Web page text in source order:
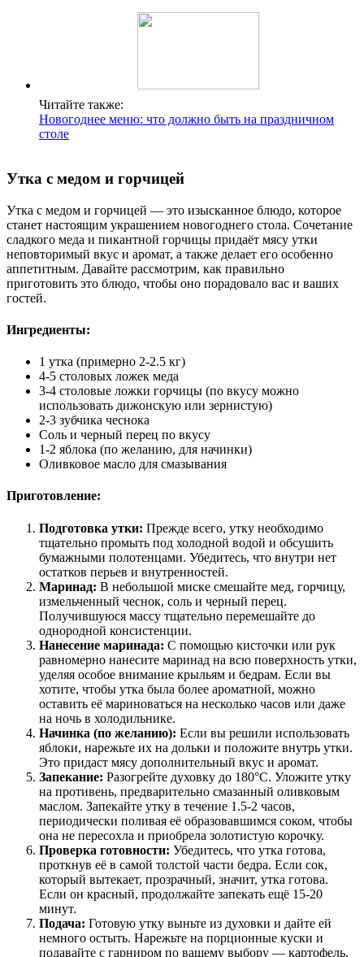
Читайте также:
Новогоднее меню: что должно быть на праздничном
столе
Утка с медом и горчицей
Утка с медом и горчицей — это изысканное блюдо, которое
станет настоящим украшением новогоднего стола. Сочетание
сладкого меда и пикантной горчицы придаёт мясу утки
неповторимый вкус и аромат, а также делает его особенно
аппетитным. Давайте рассмотрим, как правильно
приготовить это блюдо, чтобы оно порадовало вас и ваших
гостей.
Ингредиенты:
1 утка (примерно 2-2.5 кг)
4-5 столовых ложек меда
3-4 столовые ложки горчицы (по вкусу можно
использовать дижонскую или зернистую)
2-3 зубчика чеснока
Соль и черный перец по вкусу
1-2 яблока (по желанию, для начинки)
Оливковое масло для смазывания
Приготовление:
Подготовка утки: Прежде всего, утку необходимо
тщательно промыть под холодной водой и обсушить
бумажными полотенцами. Убедитесь, что внутри нет
остатков перьев и внутренностей.
Маринад: В небольшой миске смешайте мед, горчицу,
измельченный чеснок, соль и черный перец.
Получившуюся массу тщательно перемешайте до
однородной консистенции.
Нанесение маринада: С помощью кисточки или рук
равномерно нанесите маринад на всю поверхность утки,
уделяя особое внимание крыльям и бедрам. Если вы
хотите, чтобы утка была более ароматной, можно
оставить её мариноваться на несколько часов или даже
на ночь в холодильнике.
Начинка (по желанию): Если вы решили использовать
яблоки, нарежьте их на дольки и положите внутрь утки.
Это придаст мясу дополнительный вкус и аромат.
Запекание: Разогрейте духовку до 180°C. Уложите утку
на противень, предварительно смазанный оливковым
маслом. Запекайте утку в течение 1.5-2 часов,
периодически поливая её образовавшимся соком, чтобы
она не пересохла и приобрела золотистую корочку.
Проверка готовности: Убедитесь, что утка готова,
проткнув её в самой толстой части бедра. Если сок,
который вытекает, прозрачный, значит, утка готова.
Если он красный, продолжайте запекать ещё 15-20
минут.
Подача: Готовую утку выньте из духовки и дайте ей
немного остыть. Нарежьте на порционные куски и
подавайте с гарниром по вашему выбору — картофель,